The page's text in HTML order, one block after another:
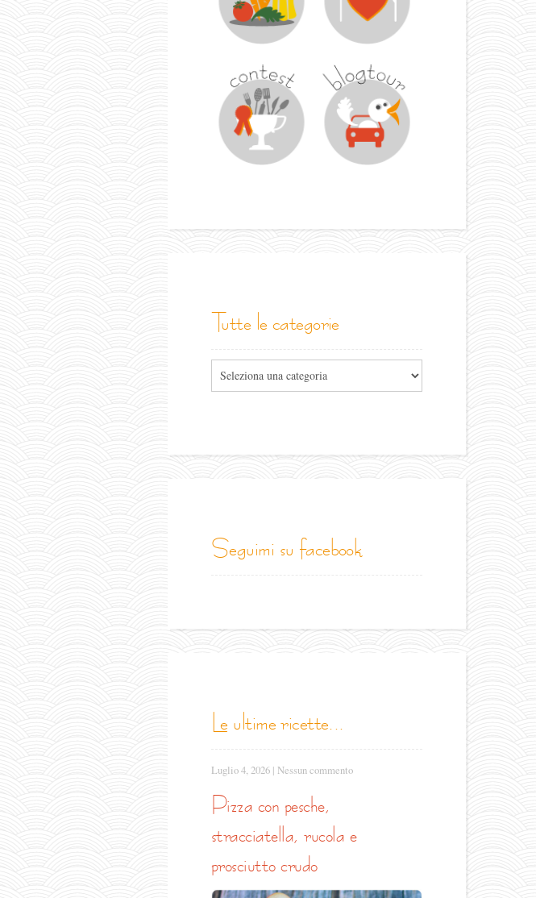
tutte le categorie
seguimi su facebook
le ultime ricette...
Luglio 4, 2026 | Nessun commento
pizza con pesche,
stracciatella, rucola e
prosciutto crudo